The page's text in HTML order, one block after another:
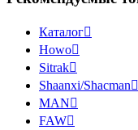
Каталог
Howo
Sitrak
Shaanxi/Shacman
MAN
FAW